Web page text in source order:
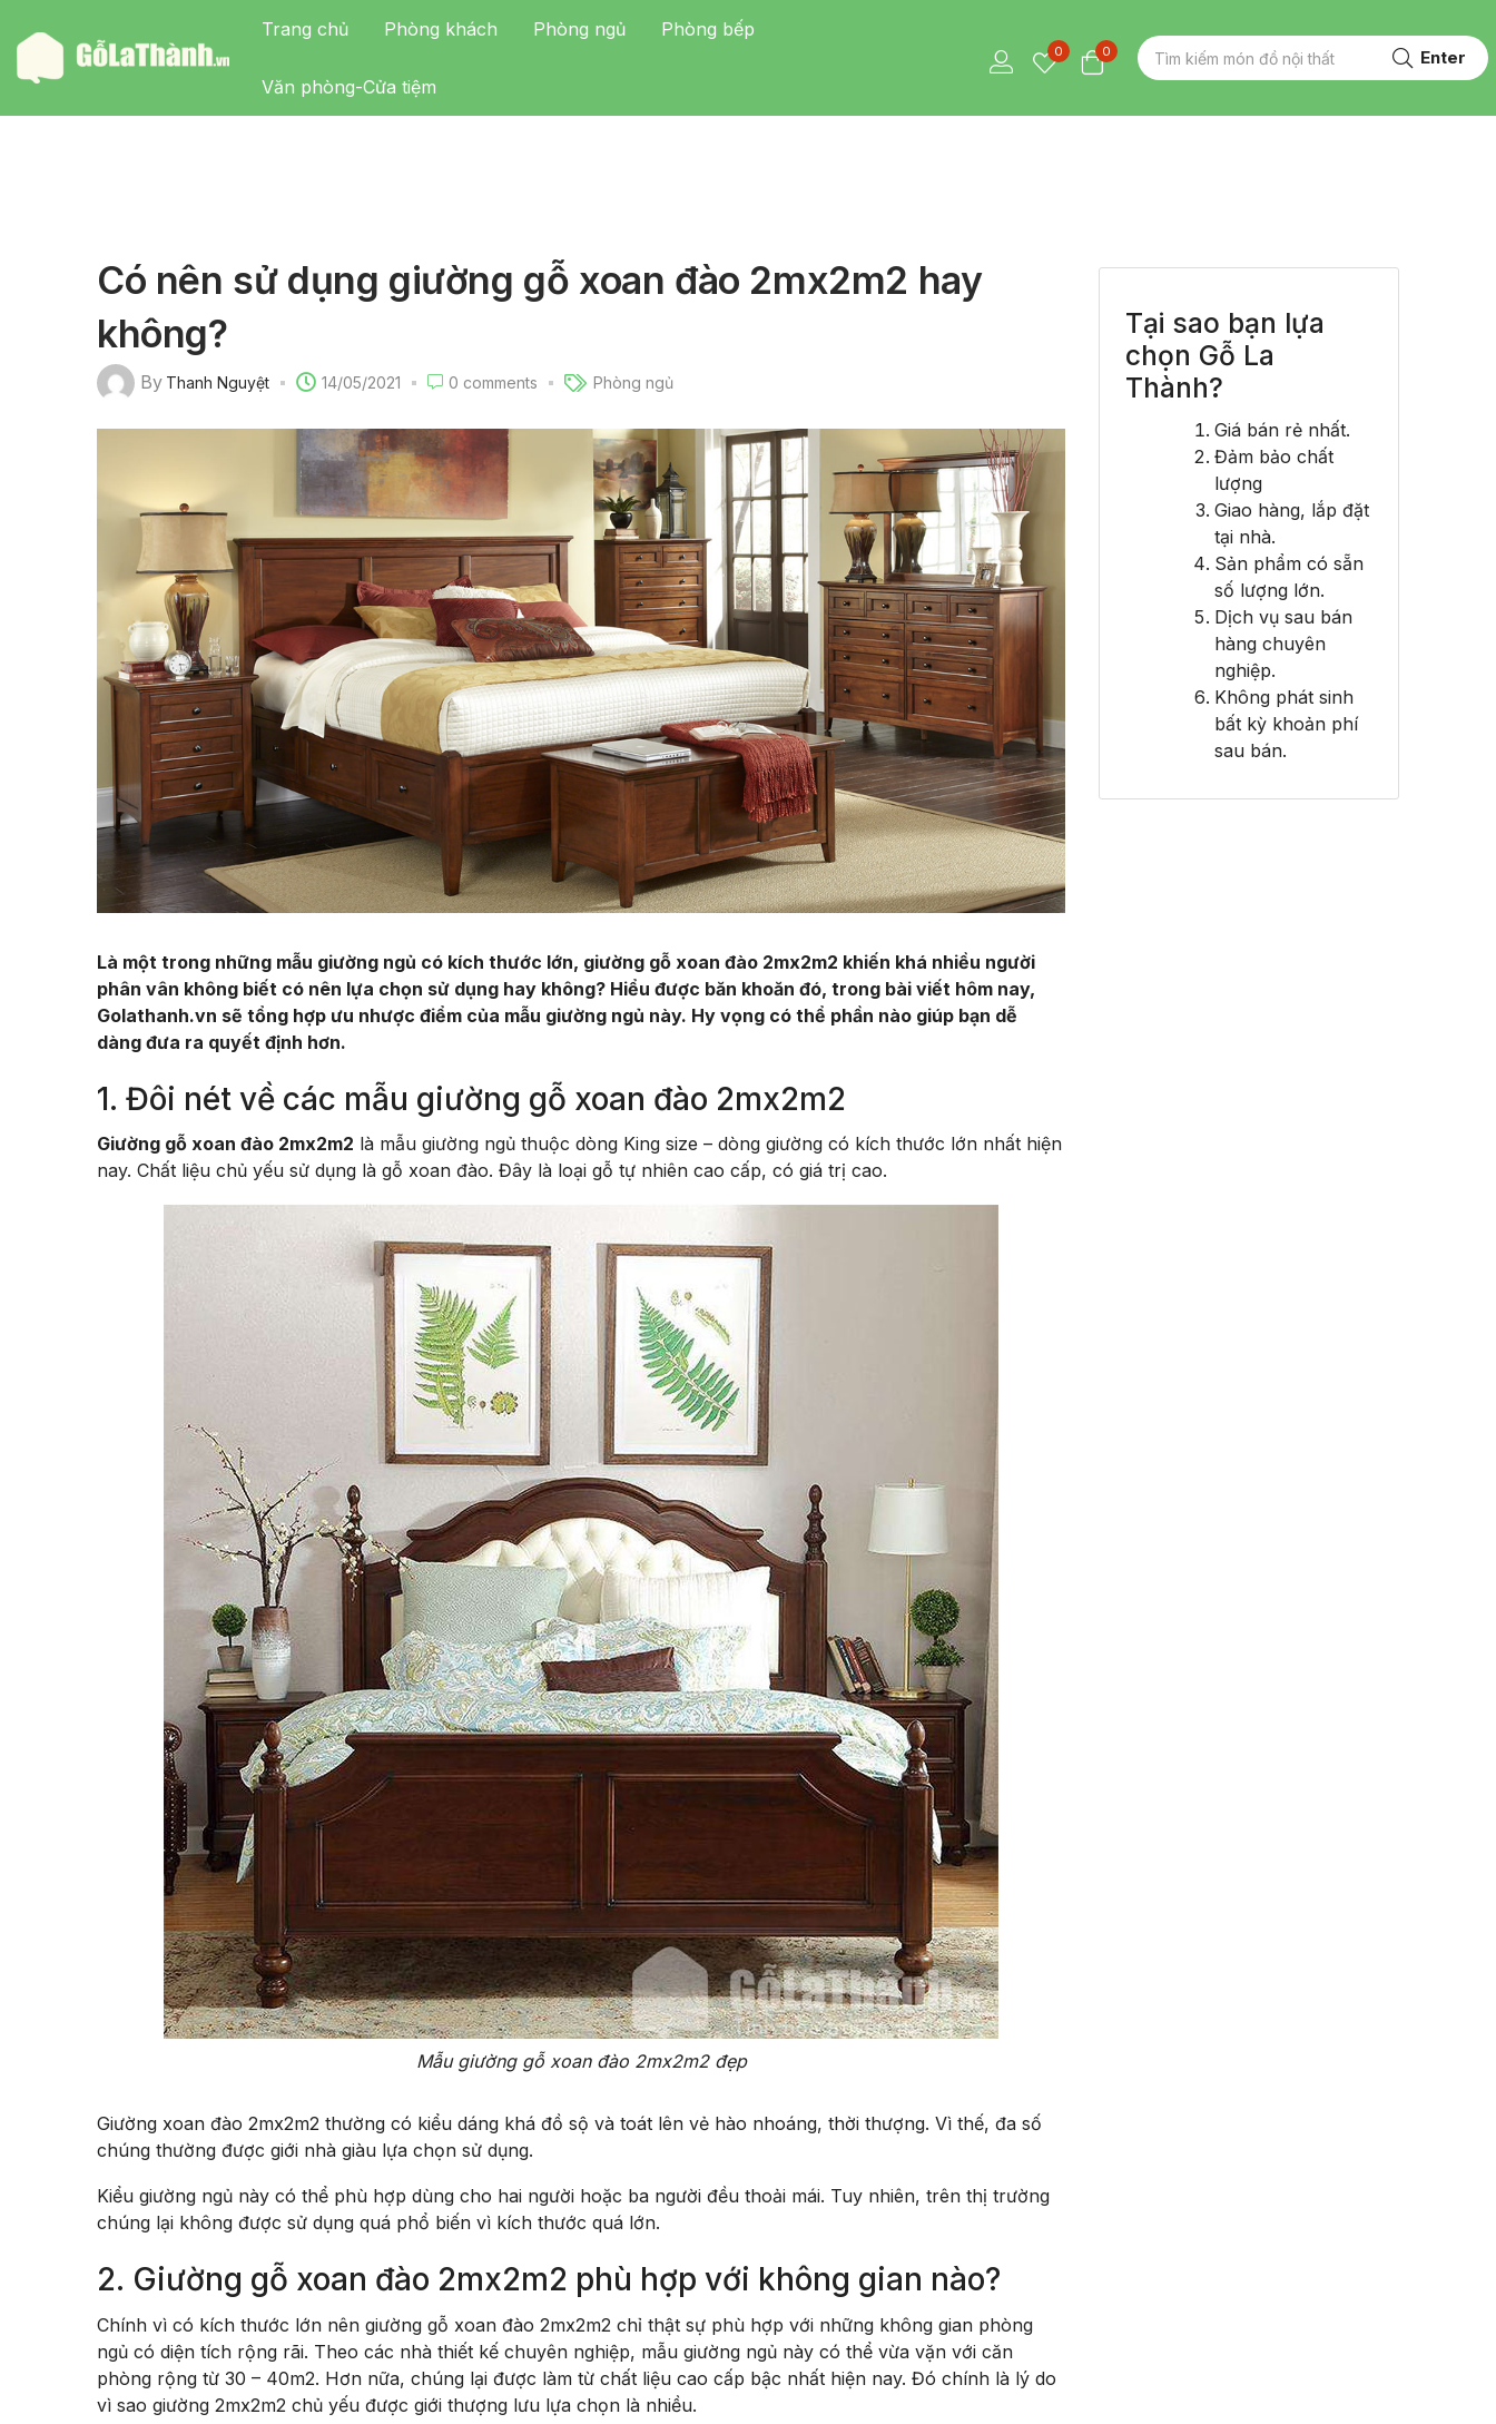
Trang chủ Phòng khách Phòng ngủ Phòng bếp
Văn phòng-Cửa tiệm
0 0 Enter
Tại sao bạn lựa
chọn Gỗ La
Thành?
Giá bán rẻ nhất.
Đảm bảo chất
lượng
Giao hàng, lắp đặt
tại nhà.
Sản phẩm có sẵn
số lượng lớn.
Dịch vụ sau bán
hàng chuyên
nghiệp.
Không phát sinh
bất kỳ khoản phí
sau bán.
Có nên sử dụng giường gỗ xoan đào 2mx2m2 hay
không?
By Thanh Nguyệt 14/05/2021 0 comments Phòng ngủ
Là một trong những mẫu giường ngủ có kích thước lớn, giường gỗ xoan đào 2mx2m2 khiến khá nhiều người
phân vân không biết có nên lựa chọn sử dụng hay không? Hiểu được băn khoăn đó, trong bài viết hôm nay,
Golathanh.vn sẽ tổng hợp ưu nhược điểm của mẫu giường ngủ này. Hy vọng có thể phần nào giúp bạn dễ
dàng đưa ra quyết định hơn.
1. Đôi nét về các mẫu giường gỗ xoan đào 2mx2m2
Giường gỗ xoan đào 2mx2m2 là mẫu giường ngủ thuộc dòng King size – dòng giường có kích thước lớn nhất hiện
nay. Chất liệu chủ yếu sử dụng là gỗ xoan đào. Đây là loại gỗ tự nhiên cao cấp, có giá trị cao.
Mẫu giường gỗ xoan đào 2mx2m2 đẹp
Giường xoan đào 2mx2m2 thường có kiểu dáng khá đồ sộ và toát lên vẻ hào nhoáng, thời thượng. Vì thế, đa số
chúng thường được giới nhà giàu lựa chọn sử dụng.
Kiểu giường ngủ này có thể phù hợp dùng cho hai người hoặc ba người đều thoải mái. Tuy nhiên, trên thị trường
chúng lại không được sử dụng quá phổ biến vì kích thước quá lớn.
2. Giường gỗ xoan đào 2mx2m2 phù hợp với không gian nào?
Chính vì có kích thước lớn nên giường gỗ xoan đào 2mx2m2 chỉ thật sự phù hợp với những không gian phòng
ngủ có diện tích rộng rãi. Theo các nhà thiết kế chuyên nghiệp, mẫu giường ngủ này có thể vừa vặn với căn
phòng rộng từ 30 – 40m2. Hơn nữa, chúng lại được làm từ chất liệu cao cấp bậc nhất hiện nay. Đó chính là lý do
vì sao giường 2mx2m2 chủ yếu được giới thượng lưu lựa chọn là nhiều.